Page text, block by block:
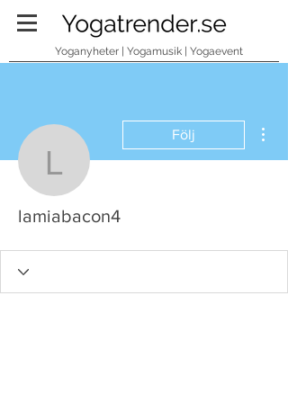
Yoganyheter | Yogamusik | Yogaevent
lamiabacon4
Följ
lamiabacon4